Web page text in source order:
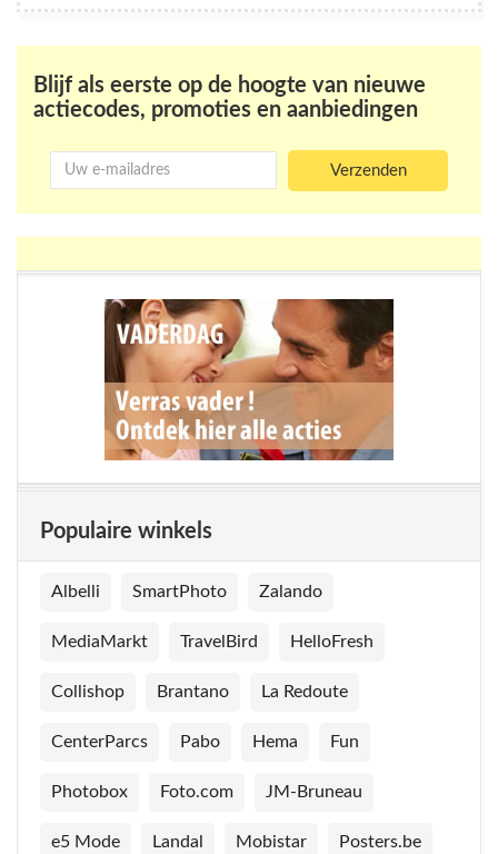
Blijf als eerste op de hoogte van nieuwe
actiecodes, promoties en aanbiedingen
Populaire winkels
Albelli SmartPhoto Zalando
MediaMarkt TravelBird HelloFresh
Collishop Brantano La Redoute
CenterParcs Pabo Hema Fun
Photobox Foto.com JM-Bruneau
e5 Mode Landal Mobistar Posters.be